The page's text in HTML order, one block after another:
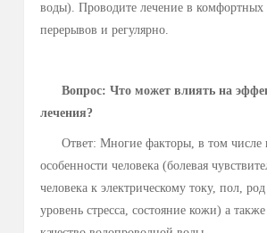
чрезмерной сухости на коже,
Вопрос: Какие
проведению лечения?
Ответ: Использование теплой
предпочтительней, выберете